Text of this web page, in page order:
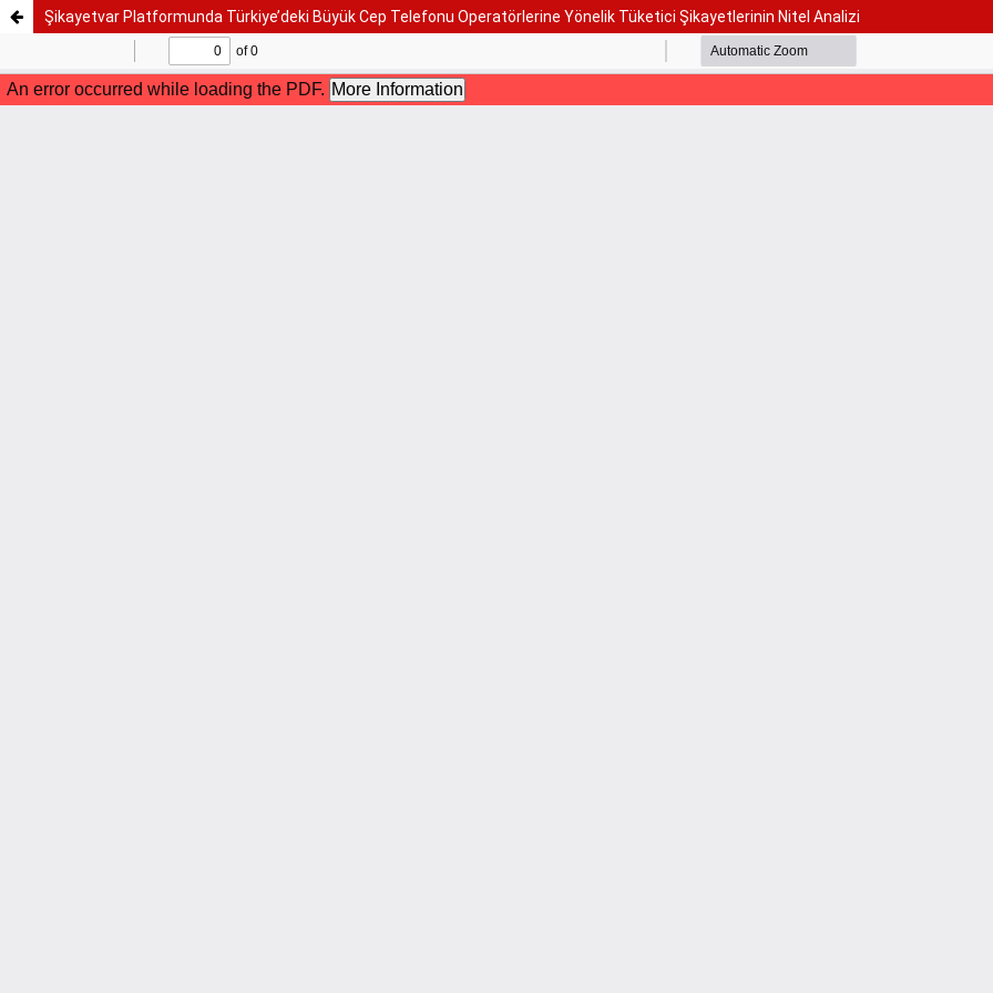
Şikayetvar Platformunda Türkiye’deki Büyük Cep Telefonu Operatörlerine Yönelik Tüketici Şikayetlerinin Nitel Analizi